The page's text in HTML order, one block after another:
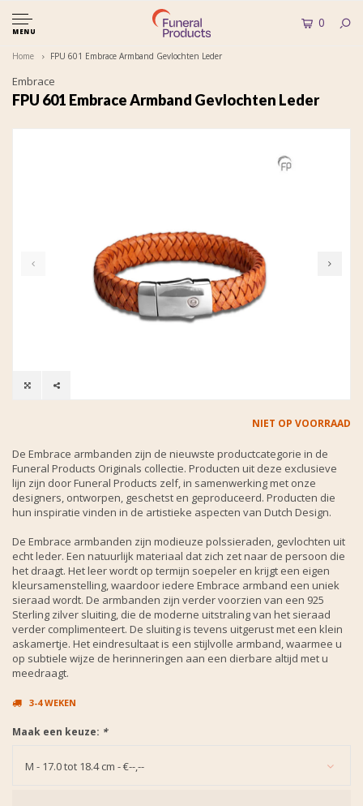
MENU
0
Home FPU 601 Embrace Armband Gevlochten Leder
Embrace
FPU 601 Embrace Armband Gevlochten Leder
NIET OP VOORRAAD
De Embrace armbanden zijn de nieuwste productcategorie in de
Funeral Products Originals collectie. Producten uit deze exclusieve
lijn zijn door Funeral Products zelf, in samenwerking met onze
designers, ontworpen, geschetst en geproduceerd. Producten die
hun inspiratie vinden in de artistieke aspecten van Dutch Design.
De Embrace armbanden zijn modieuze polssieraden, gevlochten uit
echt leder. Een natuurlijk materiaal dat zich zet naar de persoon die
het draagt. Het leer wordt op termijn soepeler en krijgt een eigen
kleursamenstelling, waardoor iedere Embrace armband een uniek
sieraad wordt. De armbanden zijn verder voorzien van een 925
Sterling zilver sluiting, die de moderne uitstraling van het sieraad
verder complimenteert. De sluiting is tevens uitgerust met een klein
askamertje. Het eindresultaat is een stijlvolle armband, waarmee u
op subtiele wijze de herinneringen aan een dierbare altijd met u
meedraagt.
3-4 WEKEN
Maak een keuze: *
M - 17.0 tot 18.4 cm - €--,--